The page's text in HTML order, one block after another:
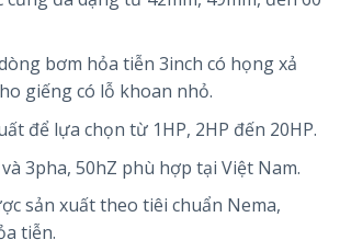
bơm hỏa tiễn 3inch có họng xả
giếng có lỗ khoan nhỏ.
để lựa chọn từ 1HP, 2HP đến 20HP.
3pha, 50hZ phù hợp tại Việt Nam.
sản xuất theo tiêi chuẩn Nema,
tiễn.